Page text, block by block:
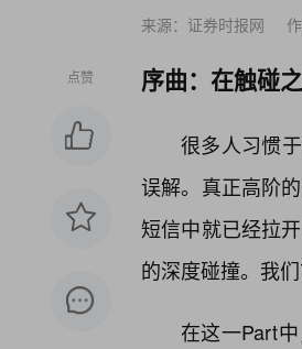
来源：证券时报网
点赞 序曲：在触碰
很多人习惯
误解。真正高阶
短信中就已经拉
的深度碰撞。我
在这一Part